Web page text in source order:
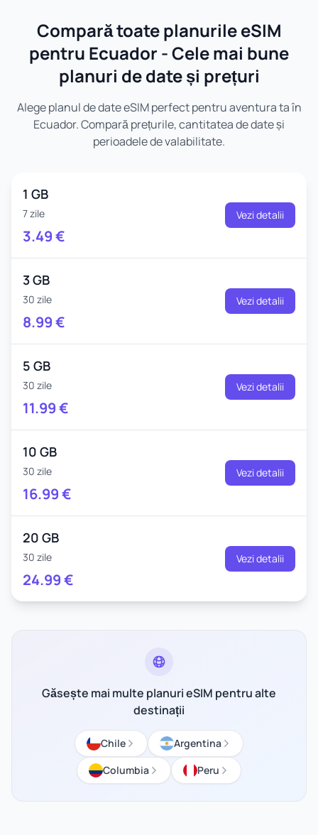
Compară toate planurile eSIM
pentru Ecuador - Cele mai bune
planuri de date și prețuri
Alege planul de date eSIM perfect pentru aventura ta în
Ecuador. Compară prețurile, cantitatea de date și
perioadele de valabilitate.
1 GB
7 zile
3.49€
Vezi detalii
3 GB
30 zile
8.99€
Vezi detalii
5 GB
30 zile
11.99€
Vezi detalii
10 GB
30 zile
16.99€
Vezi detalii
20 GB
30 zile
24.99€
Vezi detalii
Găsește mai multe planuri eSIM pentru alte
destinații
Chile
Argentina
Columbia
Peru